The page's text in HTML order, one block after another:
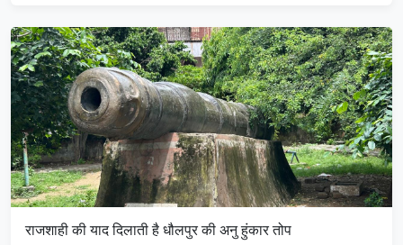
राजशाही की याद दिलाती है धौलपुर की अनु हुंकार तोप